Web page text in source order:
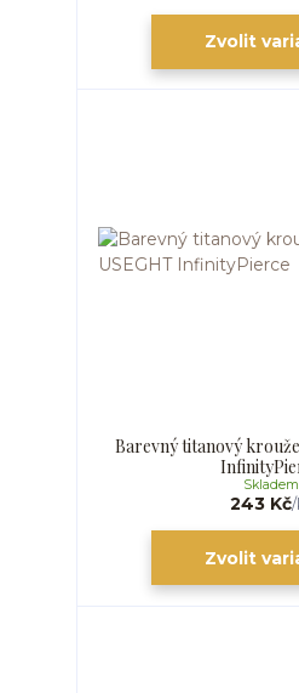
Zvolit
Barevný titanový
243 Kč/
Skladem
Zvolit